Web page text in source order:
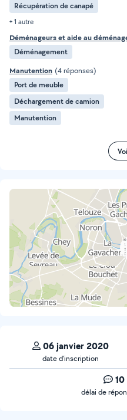
Récupération de canapé
+ 1 autre
Déménageurs et aide au
Déménagement
Manutention (4 réponses)
Port de meuble
Déchargement de camion
Manutention
06 janvier 2020
date d’inscription
délai de